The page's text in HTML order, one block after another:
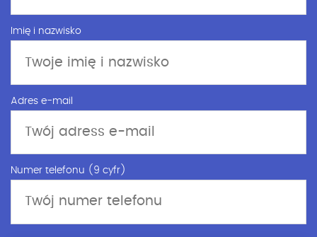
Imię i nazwisko
Adres e-mail
Numer telefonu (9 cyfr)